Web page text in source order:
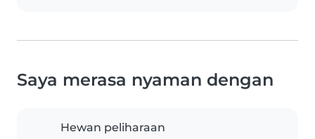
Saya merasa nyaman dengan
Hewan peliharaan